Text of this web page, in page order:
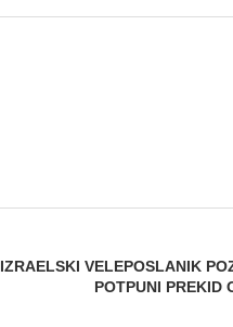
IZRAELSKI VELEPOSLANIK
POTPUNI PREKID